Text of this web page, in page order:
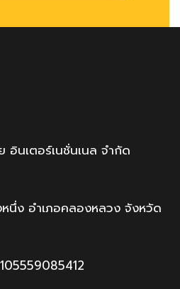
นเตอร์เนชั่นเนล จำกัด
นึ่ง อำเภอคลองหลวง จังหวัด